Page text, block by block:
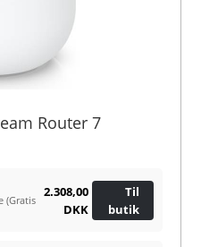
Router 7
(Gratis
2.308,00
DKK
Til
butik